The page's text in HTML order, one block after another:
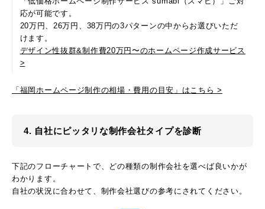
応が可能です。
20万円、26万円、38万円の3パターンの中からお選びいただ
けます。
デザイン性抜群&制作費20万円〜のホームページ作成サービス
>
「福岡ホームページ制作の相場・費用の目安」はこちら >
4. 自社にピッタリな制作会社タイプを診断
下記のフローチャートで、どの種類の制作会社を選べば良いかが
わかります。
自社の状況に合わせて、制作会社選びの参考にされてください。